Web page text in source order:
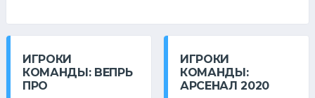
ИГРОКИ
КОМАНДЫ: ВЕПРЬ
ПРО
ИГРОКИ
КОМАНДЫ:
АРСЕНАЛ 2020